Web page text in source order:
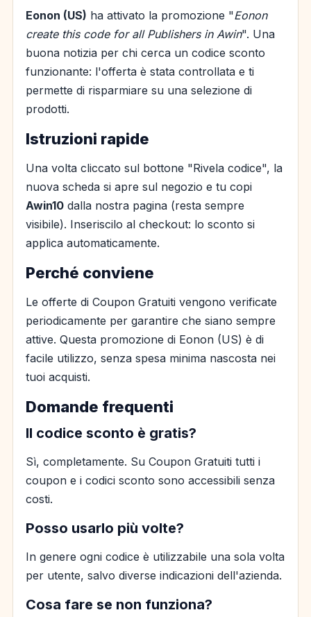
Eonon (US) ha attivato la promozione "Eonon
create this code for all Publishers in Awin". Una
buona notizia per chi cerca un codice sconto
funzionante: l'offerta è stata controllata e ti
permette di risparmiare su una selezione di
prodotti.
Istruzioni rapide
Una volta cliccato sul bottone "Rivela codice", la
nuova scheda si apre sul negozio e tu copi
Awin10 dalla nostra pagina (resta sempre
visibile). Inseriscilo al checkout: lo sconto si
applica automaticamente.
Perché conviene
Le offerte di Coupon Gratuiti vengono verificate
periodicamente per garantire che siano sempre
attive. Questa promozione di Eonon (US) è di
facile utilizzo, senza spesa minima nascosta nei
tuoi acquisti.
Domande frequenti
Il codice sconto è gratis?
Sì, completamente. Su Coupon Gratuiti tutti i
coupon e i codici sconto sono accessibili senza
costi.
Posso usarlo più volte?
In genere ogni codice è utilizzabile una sola volta
per utente, salvo diverse indicazioni dell'azienda.
Cosa fare se non funziona?